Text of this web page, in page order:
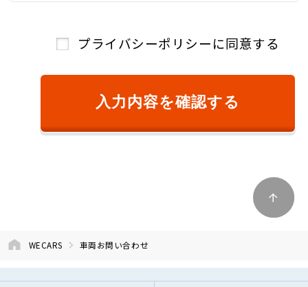
で、適法かつ公正に利用し、その他の目的に利用す
①ご本人様確認のため
②商品またはサービスのご提供およびその対
価のご請求のため
④商品およびサービスの改善、企画、研究お
⑤お問い合わせへのご対応およびお客様への
プライバシーポリシーに同意する
入力内容を確認する
WECARS 車両お問い合わせ